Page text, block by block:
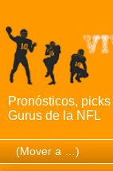
Pronósticos,
Gurus de la NFL